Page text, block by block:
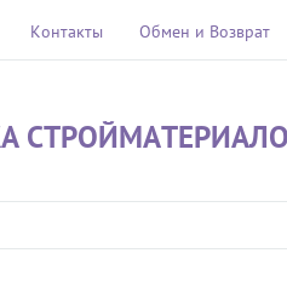
Контакты Обмен и Возврат